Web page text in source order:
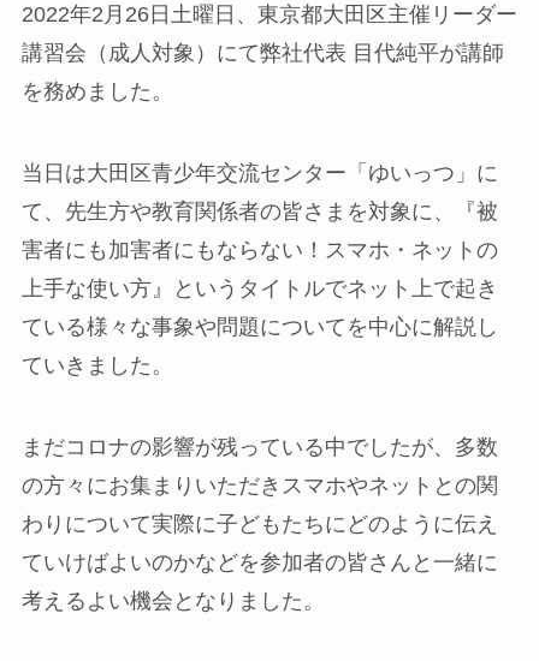
2022年2月26日土曜日、東京都大田区主催リーダー
講習会（成人対象）にて弊社代表 目代純平が講師
を務めました。
当日は大田区青少年交流センター「ゆいっつ」に
て、先生方や教育関係者の皆さまを対象に、『被
害者にも加害者にもならない！スマホ・ネットの
上手な使い方』というタイトルでネット上で起き
ている様々な事象や問題についてを中心に解説し
ていきました。
まだコロナの影響が残っている中でしたが、多数
の方々にお集まりいただきスマホやネットとの関
わりについて実際に子どもたちにどのように伝え
ていけばよいのかなどを参加者の皆さんと一緒に
考えるよい機会となりました。